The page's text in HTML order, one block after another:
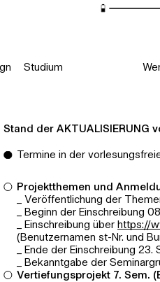
Studium
Stand der AKTUALISIERUNG
Termine in der
Projektthemen und
_ Veröffentlichung der
_ Beginn der Einschreibung
_ Einschreibung über https://
(Benutzernamen st-Nr. und
_ Ende der Einschreibung
_ Bekanntgabe der
Vertiefungsprojekt 7. Sem.